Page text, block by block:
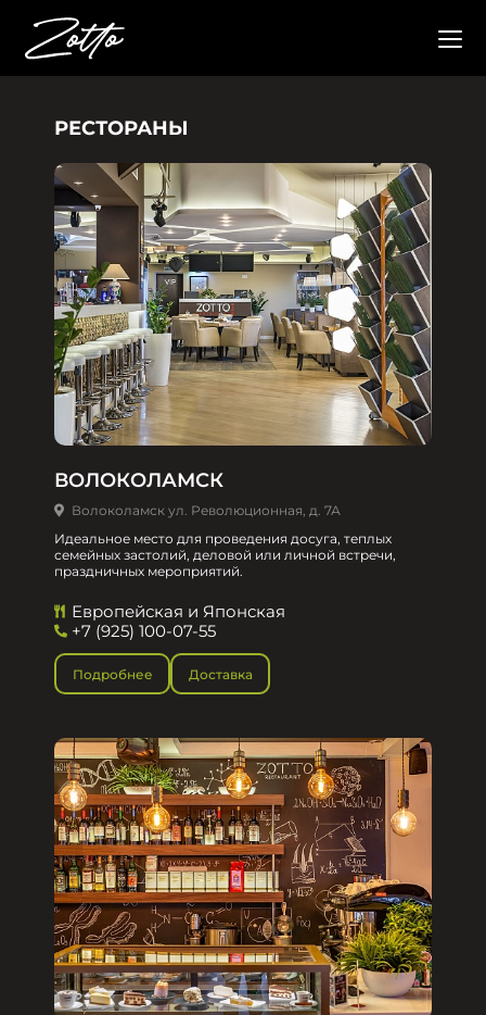
РЕСТОРАНЫ
ВОЛОКОЛАМСК
Волоколамск ул. Революционная, д. 7А
Идеальное место для проведения досуга, теплых
семейных застолий, деловой или личной встречи,
праздничных мероприятий.
Европейская и Японская
+7 (925) 100-07-55
Подробнее Доставка